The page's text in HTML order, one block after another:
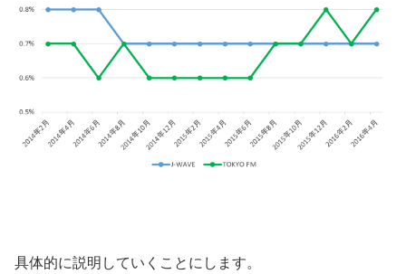
具体的に説明していくことにします。